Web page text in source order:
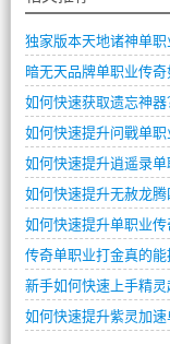
独家版本天地诸神单职
暗无天品牌单职业传奇
如何快速提升问戰单职
如何快速提升逍遥录单
如何快速提升无赦龙腾
如何快速提升单职业传
传奇单职业打金真的
如何快速提升紫灵加速